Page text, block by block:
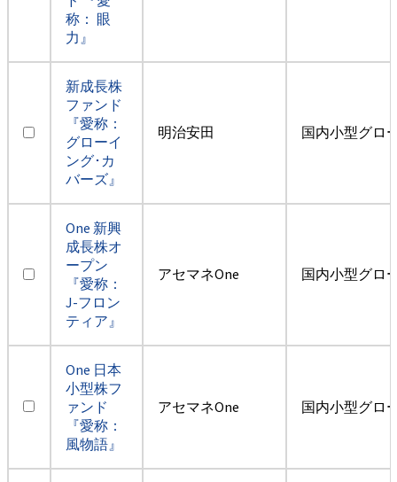
称： 眼
力』
新成長株
ファンド
『愛称：
グローイ
ング･カ
バーズ』
明治安田 国内小型グロ
One 新興
成長株オ
ープン
『愛称：
J-フロン
ティア』
アセマネOne 国内小型グロ
One 日本
小型株フ
ァンド
『愛称：
風物語』
アセマネOne 国内小型グロ